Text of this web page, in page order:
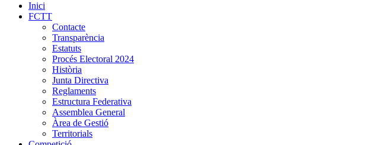
Inici
FCTT
Contacte
Transparència
Estatuts
Procés Electoral 2024
Història
Junta Directiva
Reglaments
Estructura Federativa
Assemblea General
Àrea de Gestió
Territorials